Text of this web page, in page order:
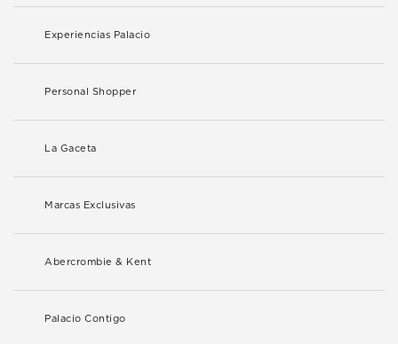
Experiencias Palacio
Personal Shopper
La Gaceta
Marcas Exclusivas
Abercrombie & Kent
Palacio Contigo